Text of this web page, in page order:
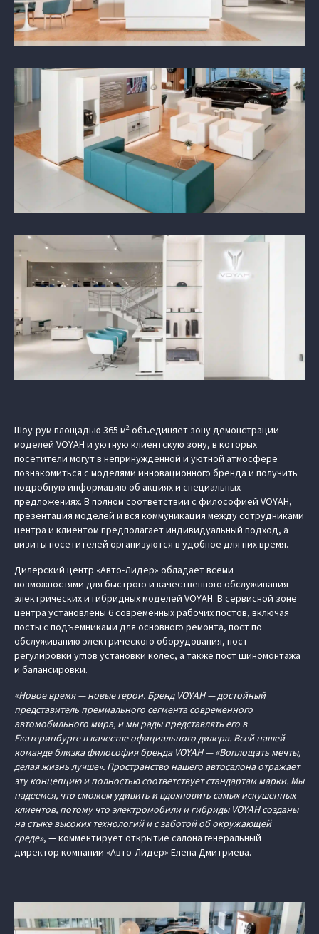
Шоу-рум площадью 365 м2 объединяет зону демонстрации
моделей VOYAH и уютную клиентскую зону, в которых
посетители могут в непринужденной и уютной атмосфере
познакомиться с моделями инновационного бренда и получить
подробную информацию об акциях и специальных
предложениях. В полном соответствии с философией VOYAH,
презентация моделей и вся коммуникация между сотрудниками
центра и клиентом предполагает индивидуальный подход, а
визиты посетителей организуются в удобное для них время.
Дилерский центр «Авто-Лидер» обладает всеми
возможностями для быстрого и качественного обслуживания
электрических и гибридных моделей VOYAH. В сервисной зоне
центра установлены 6 современных рабочих постов, включая
посты с подъемниками для основного ремонта, пост по
обслуживанию электрического оборудования, пост
регулировки углов установки колес, а также пост шиномонтажа
и балансировки.
«Новое время — новые герои. Бренд VOYAH — достойный
представитель премиального сегмента современного
автомобильного мира, и мы рады представлять его в
Екатеринбурге в качестве официального дилера. Всей нашей
команде близка философия бренда VOYAH — «Воплощать мечты,
делая жизнь лучше». Пространство нашего автосалона отражает
эту концепцию и полностью соответствует стандартам марки. Мы
надеемся, что сможем удивить и вдохновить самых искушенных
клиентов, потому что электромобили и гибриды VOYAH созданы
на стыке высоких технологий и с заботой об окружающей
среде», — комментирует открытие салона генеральный
директор компании «Авто-Лидер» Елена Дмитриева.